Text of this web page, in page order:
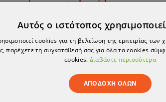
Αυτός ο ιστότοπος
cookies για τη βελτίωση της εμπειρίας
παρέχετε τη συγκατάθεσή σας για όλα τα cookies
cookies. Διαβάστε περισσότερα
ΑΠΟΔΟΧΉ ΌΛΩΝ